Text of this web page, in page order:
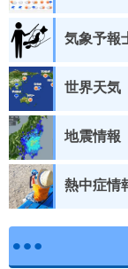
気象予報
世界天気
地震情報
熱中症情